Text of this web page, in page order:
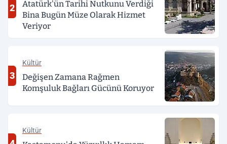
2
Atatürk'ün Tarihi Nutkunu Verdiği
Bina Bugün Müze Olarak Hizmet
Veriyor
3
Kültür
Değişen Zamana Rağmen
Komşuluk Bağları Gücünü Koruyor
Kültür